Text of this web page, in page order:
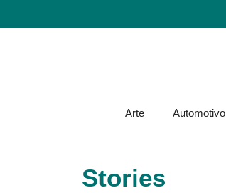
Arte Automotivo
Stories